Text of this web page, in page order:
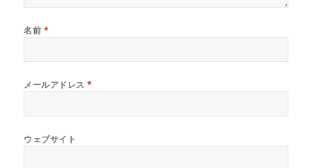
名前 *
メールアドレス*
ウェブサイト